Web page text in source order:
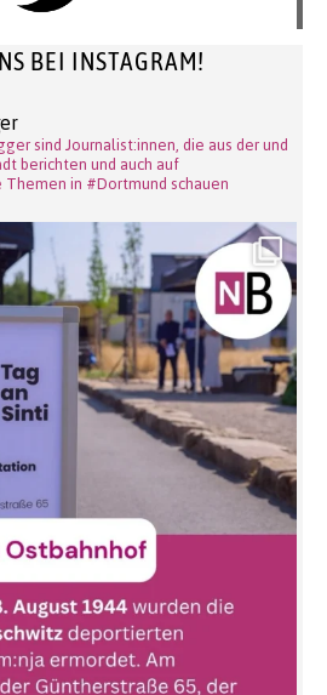
BEI INSTAGRAM!
sind Journalist:innen, die aus der und
berichten und auch auf
in #Dortmund schauen